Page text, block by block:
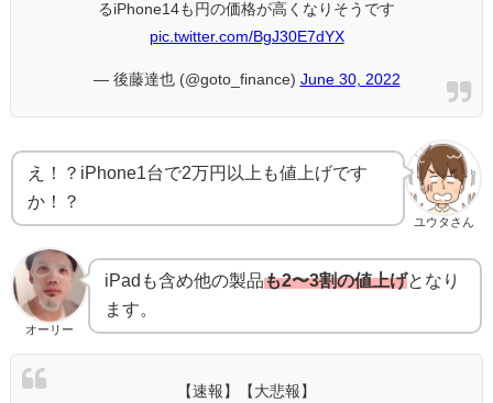
るiPhone14も円の価格が高くなりそうです
pic.twitter.com/BgJ30E7dYX
— 後藤達也 (@goto_finance) June 30, 2022
ユウタさん
え！？iPhone1台で2万円以上も値上げです
か！？
オーリー
iPadも含め他の製品も2〜3割の値上げとなり
ます。
【速報】【大悲報】